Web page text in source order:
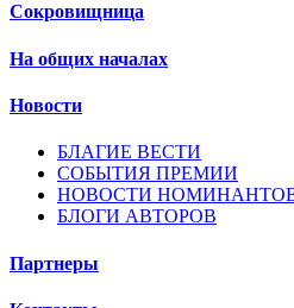
Сокровищница
На общих началах
Новости
БЛАГИЕ ВЕСТИ
СОБЫТИЯ ПРЕМИИ
НОВОСТИ
БЛОГИ АВТОРОВ
Партнеры